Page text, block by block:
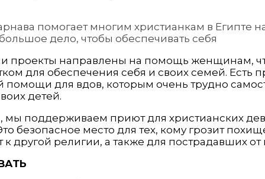
помогает многим христианкам в Египте
дело, чтобы обеспечивать себя
проекты направлены на помощь женщинам,
для обеспечения себя и своих семей. Есть
помощи для вдов, которым очень трудно
детей.
мы поддерживаем приют для христианских
безопасное место для тех, кому грозит
другой религии, а также для пострадавших от